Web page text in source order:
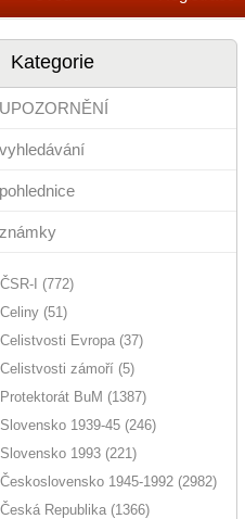
Kategorie
UPOZORNĚNÍ
vyhledávání
pohlednice
známky
ČSR-I (772)
Celiny (51)
Celistvosti Evropa (37)
Celistvosti zámoří (5)
Protektorát BuM (1387)
Slovensko 1939-45 (246)
Slovensko 1993 (221)
Československo 1945-1992 (2982)
Česká Republika (1366)